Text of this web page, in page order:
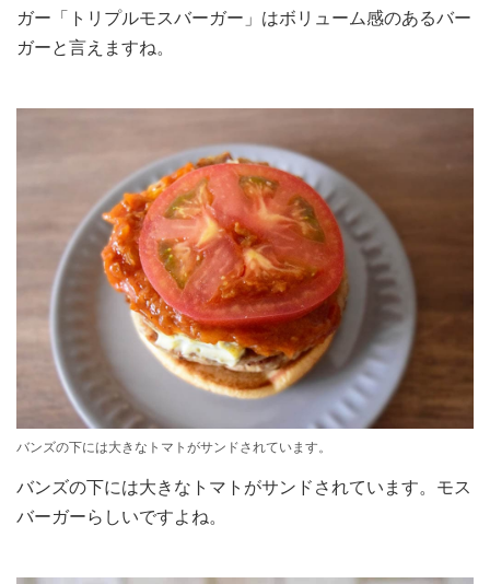
ガー「トリプルモスバーガー」はボリューム感のあるバー
ガーと言えますね。
バンズの下には大きなトマトがサンドされています。
バンズの下には大きなトマトがサンドされています。モス
バーガーらしいですよね。